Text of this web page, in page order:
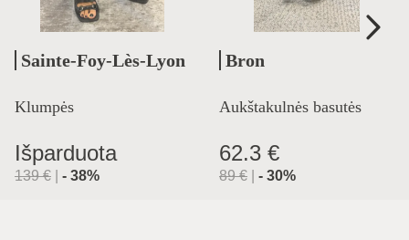
Sainte-Foy-Lès-Lyon
Klumpės
Išparduota
139€ - 38%
Bron
Aukštakulnės basutės
62.3 €
89€ - 30%